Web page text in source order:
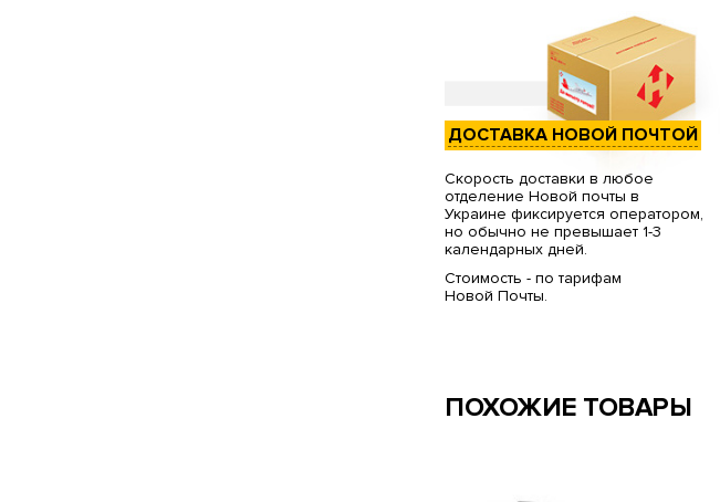
ДОСТАВКА НОВОЙ ПОЧТОЙ
Скорость доставки в любое
отделение Новой почты в
Украине фиксируется оператором,
но обычно не превышает 1-3
календарных дней.
Стоимость - по тарифам
Новой Почты.
ПОХОЖИЕ ТОВАРЫ